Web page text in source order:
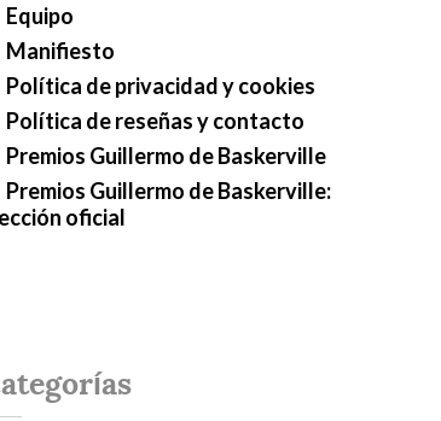
Equipo
Manifiesto
Política de privacidad y cookies
Política de reseñas y contacto
Premios Guillermo de Baskerville
Premios Guillermo de Baskerville:
oficial